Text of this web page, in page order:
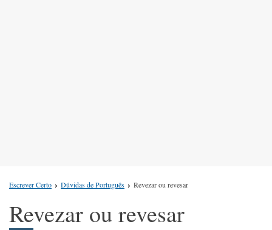
Escrever Certo Dúvidas de Português Revezar ou revesar
Revezar ou revesar